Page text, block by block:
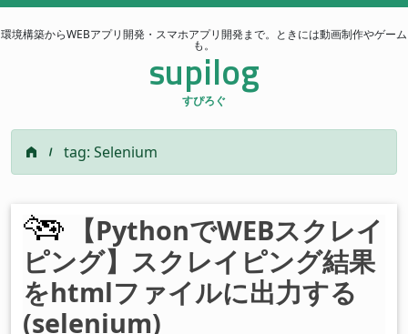
環境構築からWEBアプリ開発・スマホアプリ開発まで。ときには動画制作やゲーム
も。
supilog
すぴろぐ
tag: Selenium
【PythonでWEBスクレイ
ピング】スクレイピング結果
をhtmlファイルに出力する
(selenium)